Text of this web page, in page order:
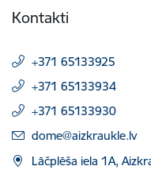
Kontakti
+371 65133925
+371 65133934
+371 65133930
E-pasts:
dome@aizkraukle.lv
Lāčplēša iela 1A,